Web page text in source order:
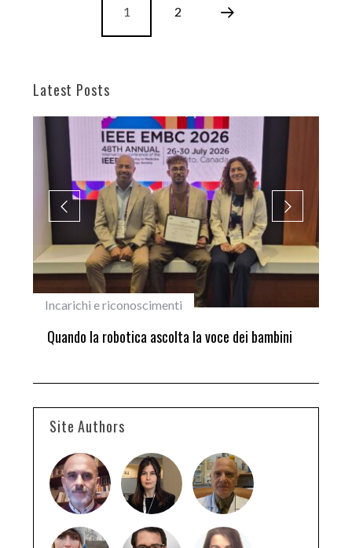
1 2
Latest Posts
Incarichi e riconoscimenti
Quando la robotica ascolta la voce dei bambini
Site Authors